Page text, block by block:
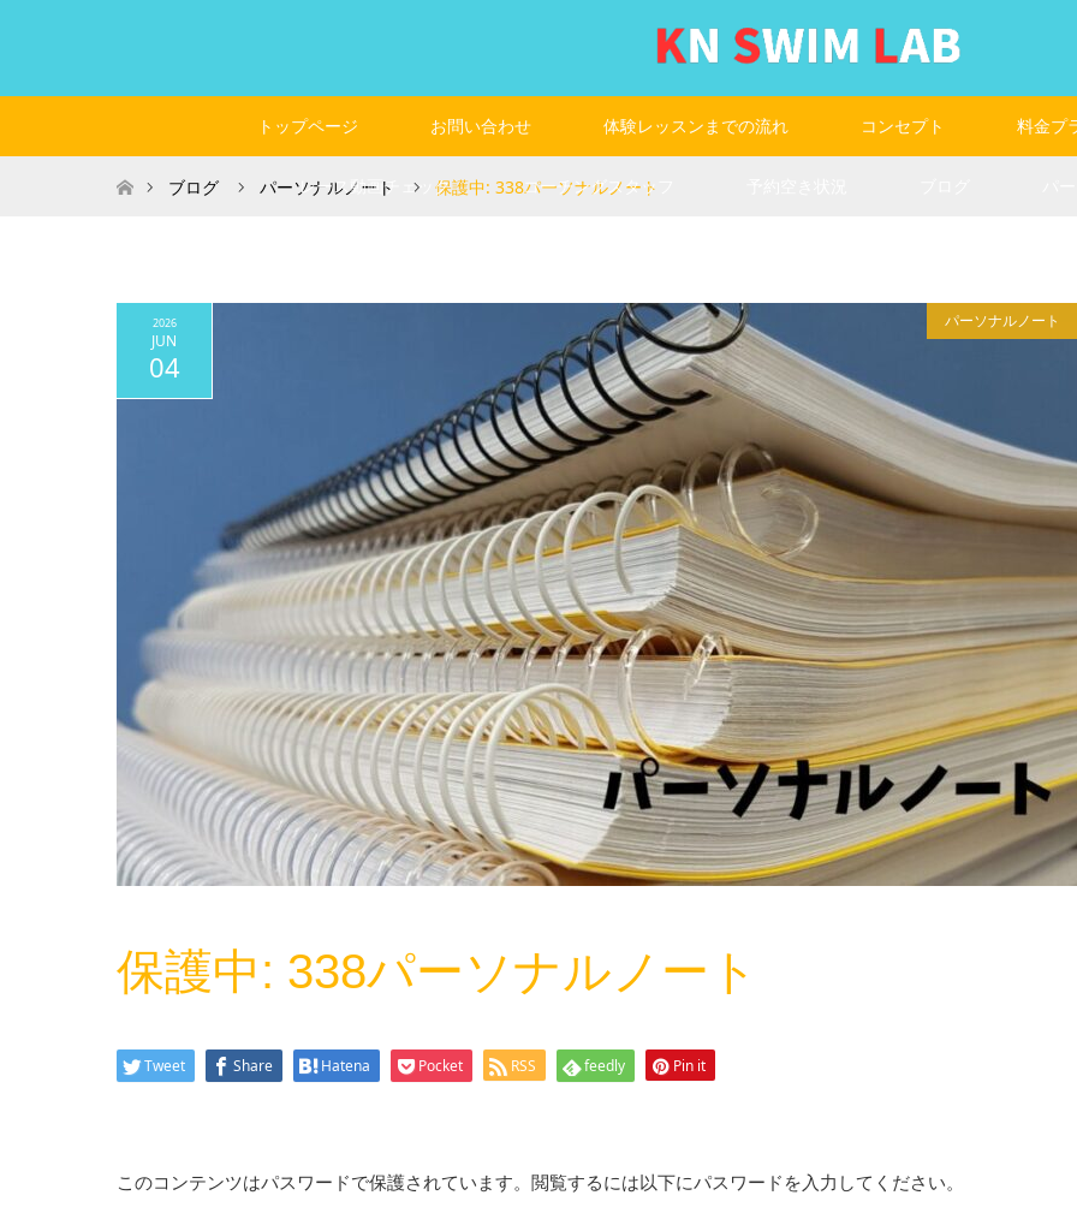
トップページ お問い合わせ 体験レッスンまでの流れ コンセプト 料金プ
レース動画チェック コーチングスタッフ
ホームブログ パーソナルノート 保護中: 338パーソナルノート
2026
JUN
04
パーソナルノート
保護中: 338パーソナルノート
Tweet Share Hatena Pocket RSS feedly Pin it
このコンテンツはパスワードで保護されています。閲覧するには以下にパスワードを入力してください。